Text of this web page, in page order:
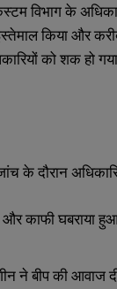
विभाग के
किया और
को शक
के दौरान
काफी घबराया
ने बीप की आवाज